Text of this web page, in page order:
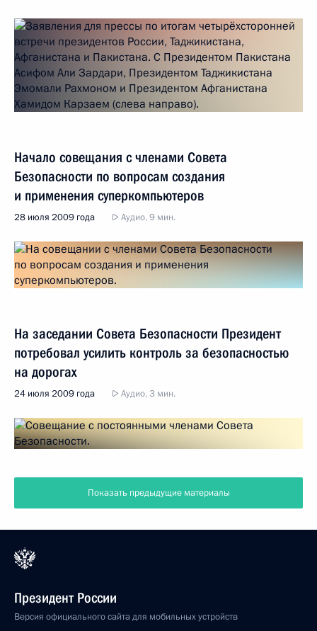
Начало совещания с членами Совета
Безопасности по вопросам создания
и применения суперкомпьютеров
28 июля 2009 года Аудио, 9 мин.
На заседании Совета Безопасности Президент
потребовал усилить контроль за безопасностью
на дорогах
24 июля 2009 года Аудио, 3 мин.
Показать предыдущие материалы
Президент России
Версия официального сайта для мобильных устройств